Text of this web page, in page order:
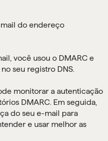
do endereço
você usou o DMARC e
no seu registro DNS.
monitorar a autenticação
DMARC. Em seguida,
do seu e-mail para
e usar melhor as